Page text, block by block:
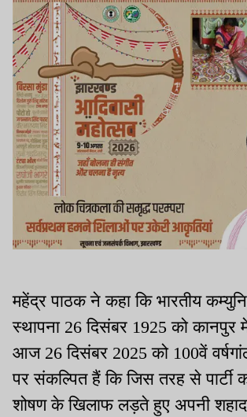
महेंद्र पाठक ने कहा कि भारतीय
स्थापना 26 दिसंबर 1925 को कानपुर
आज 26 दिसंबर 2025 को 100वें
पर संकल्पित हैं कि जिस तरह से पार्टी
शोषण के खिलाफ लड़ते हुए अपनी